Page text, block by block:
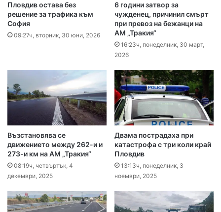
Пловдив остава без
решение за трафика към
София
09:27ч, вторник, 30 юни, 2026
6 години затвор за
чужденец, причинил смърт
при превоз на бежанци на
АМ „Тракия“
16:23ч, понеделник, 30 март,
2026
Възстановява се
движението между 262-и и
273-и км на АМ „Тракия“
08:19ч, четвъртък, 4
декември, 2025
Двама пострадаха при
катастрофа с три коли край
Пловдив
13:13ч, понеделник, 3
ноември, 2025